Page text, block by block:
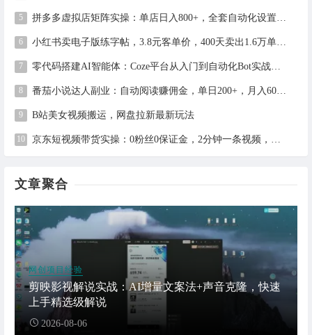
B站美女视频搬运，网盘拉新最新玩法
文章聚合
网创项目经验
剪映影视解说实战：AI增量文案法+声音克隆，快速
上手精选级解说
2026-08-06